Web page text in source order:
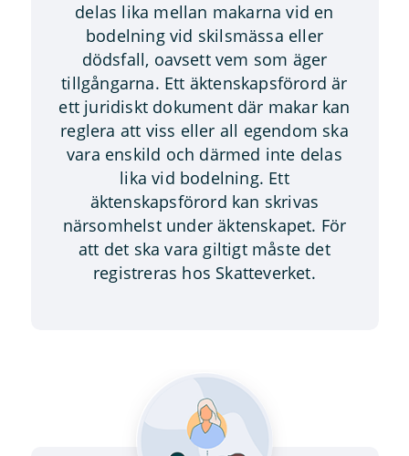
delas lika mellan makarna vid en
bodelning vid skilsmässa eller
dödsfall, oavsett vem som äger
tillgångarna. Ett äktenskapsförord är
ett juridiskt dokument där makar kan
reglera att viss eller all egendom ska
vara enskild och därmed inte delas
lika vid bodelning. Ett
äktenskapsförord kan skrivas
närsomhelst under äktenskapet. För
att det ska vara giltigt måste det
registreras hos Skatteverket.